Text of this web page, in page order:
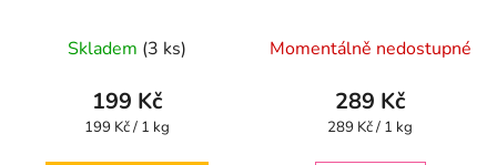
Skladem (3 ks)
199 Kč
Měrná
199 Kč / 1 kg
hodnocení
produktu
je
Momentálně nedostupné
289 Kč
Měrná
289 Kč / 1 kg